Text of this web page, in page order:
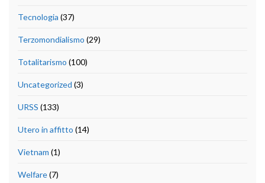
Tecnologia (37)
Terzomondialismo (29)
Totalitarismo (100)
Uncategorized (3)
URSS (133)
Utero in affitto (14)
Vietnam (1)
Welfare(7)